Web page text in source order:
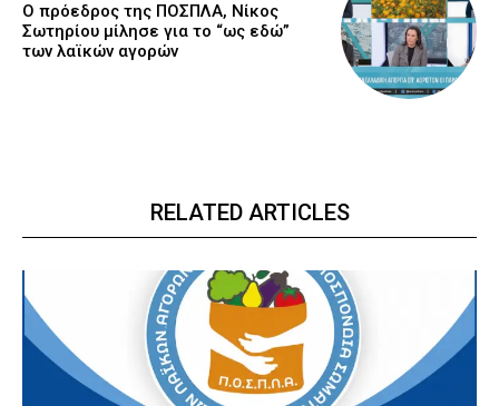
Ο πρόεδρος της ΠΟΣΠΛΑ, Νίκος
Σωτηρίου μίλησε για το “ως εδώ”
των λαϊκών αγορών
RELATED ARTICLES